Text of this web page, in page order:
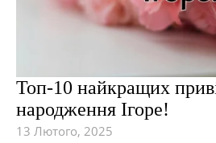
Топ-10 найкращих
народження Ігоре!
13 Лютого, 2025